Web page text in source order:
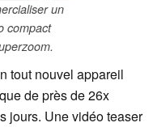
un
compact
tout nouvel appareil
de près de 26x
jours. Une vidéo teaser